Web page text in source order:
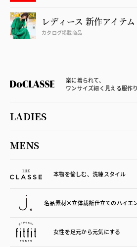
レディース 新作アイテム
カタログ掲載商品
楽に着られて、
ワンサイズ細く見える服作り
LADIES
MENS
本物を愉しむ、洗練スタイル
名品素材×立体裁断仕立てのハイエ
女性を足元から元気にする